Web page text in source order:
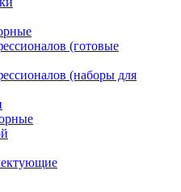
(готовые
(наборы для